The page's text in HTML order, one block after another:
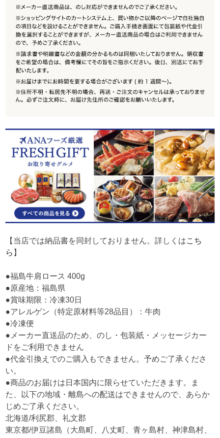
【当店では納品書を同封しておりません。詳しくはこち
ら 】
●福島牛肩ロース 400g
●原産地：福島県
●賞味期限：冷凍30日
●アレルゲン（特定原材料等28品目）：牛肉
●冷凍便
●メーカー直送品のため、のし・包装紙・メッセージカー
ドをご利用できません
●代金引換えでのご購入もできません。予めご了承くださ
い。
●商品のお届けは日本国内に限らせていただきます。ま
た、以下の地域・離島への配送はできませんので、あらか
じめご了承ください。
北海道/利尻郡、礼文郡
東京都/伊豆諸島（大島町、八丈町、青ヶ島村、神津島村、